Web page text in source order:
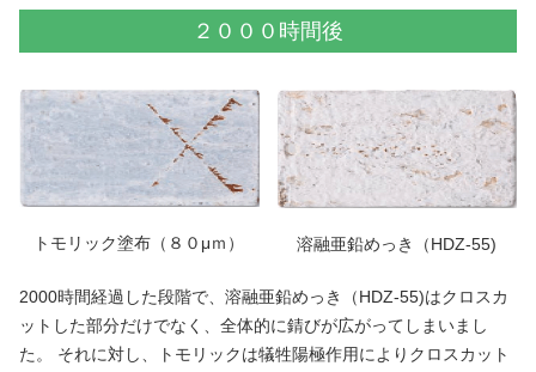
２０００時間後
トモリック塗布（８０μｍ） 溶融亜鉛めっき（HDZ-55)
2000時間経過した段階で、溶融亜鉛めっき（HDZ-55)はクロスカ
ットした部分だけでなく、全体的に錆びが広がってしまいまし
た。 それに対し、トモリックは犠牲陽極作用によりクロスカット